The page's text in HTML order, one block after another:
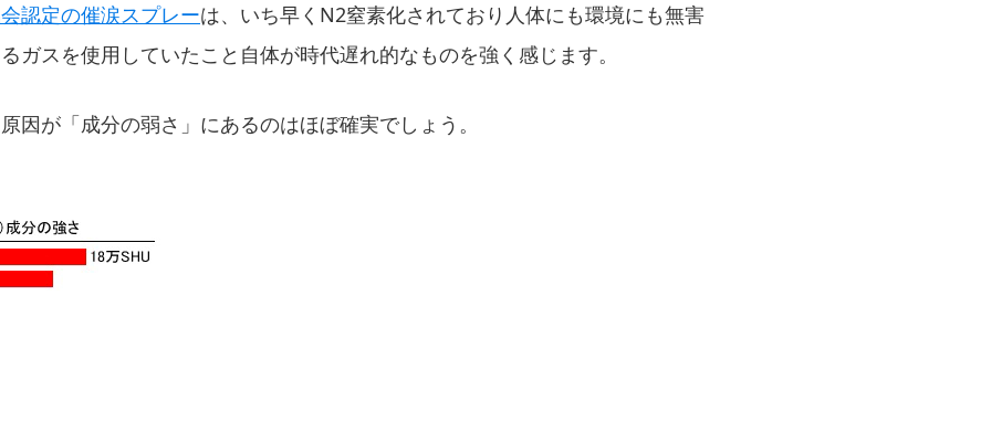
認定の催涙スプレーは、いち早くN2窒素化されており人体にも環境にも無害
ガスを使用していたこと自体が時代遅れ的なものを強く感じます。
因が「成分の弱さ」にあるのはほぼ確実でしょう。